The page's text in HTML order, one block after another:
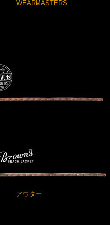
WEARMASTERS
アウター